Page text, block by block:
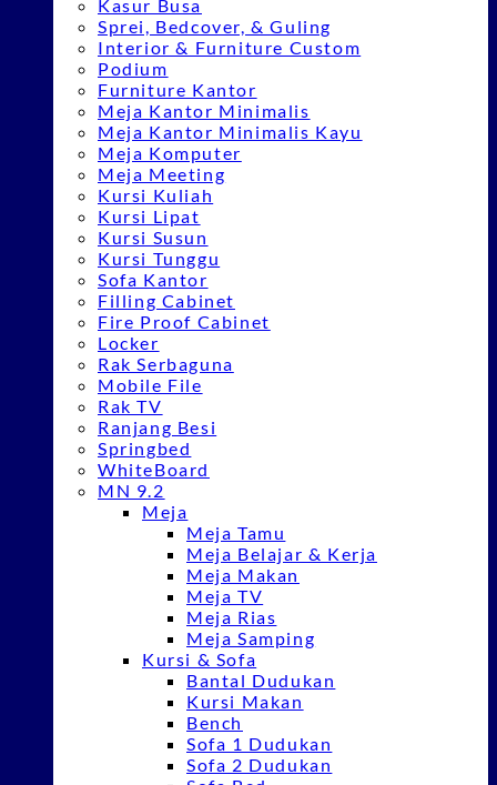
Kasur Busa
Sprei, Bedcover, & Guling
Interior & Furniture Custom
Podium
Furniture Kantor
Meja Kantor Minimalis
Meja Kantor Minimalis Kayu
Meja Komputer
Meja Meeting
Kursi Kuliah
Kursi Lipat
Kursi Susun
Kursi Tunggu
Sofa Kantor
Filling Cabinet
Fire Proof Cabinet
Locker
Rak Serbaguna
Mobile File
Rak TV
Ranjang Besi
Springbed
WhiteBoard
MN 9.2
Meja
Meja Tamu
Meja Belajar & Kerja
Meja Makan
Meja TV
Meja Rias
Meja Samping
Kursi & Sofa
Bantal Dudukan
Kursi Makan
Bench
Sofa 1 Dudukan
Sofa 2 Dudukan